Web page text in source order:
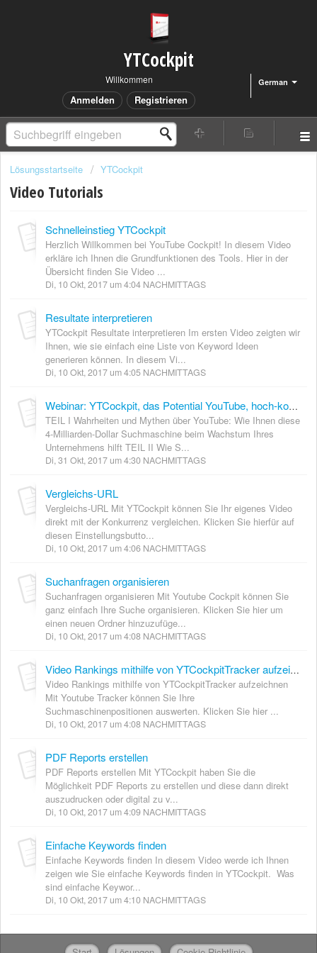
YTCockpit
German
Willkommen
Anmelden Registrieren
Lösungsstartseite YTCockpit
Video Tutorials
Schnelleinstieg YTCockpit
Herzlich Willkommen bei YouTube Cockpit! In diesem Video
erkläre ich Ihnen die Grundfunktionen des Tools. Hier in der
Übersicht finden Sie Video ...
Di, 10 Okt, 2017 um 4:04 NACHMITTAGS
Resultate interpretieren
YTCockpit Resultate interpretieren Im ersten Video zeigten wir
Ihnen, wie sie einfach eine Liste von Keyword Ideen
generieren können. In diesem Vi...
Di, 10 Okt, 2017 um 4:05 NACHMITTAGS
Webinar: YTCockpit, das Potential YouTube, hoch-konvertierende Keywords finden, Videos ranken, Youtube monetarisieren
TEIL I Wahrheiten und Mythen über YouTube: Wie Ihnen diese
4-Milliarden-Dollar Suchmaschine beim Wachstum Ihres
Unternehmens hilft TEIL II Wie S...
Di, 31 Okt, 2017 um 4:30 NACHMITTAGS
Vergleichs-URL
Vergleichs-URL Mit YTCockpit können Sie Ihr eigenes Video
direkt mit der Konkurrenz vergleichen. Klicken Sie hierfür auf
diesen Einstellungsbutto...
Di, 10 Okt, 2017 um 4:06 NACHMITTAGS
Suchanfragen organisieren
Suchanfragen organisieren Mit Youtube Cockpit können Sie
ganz einfach Ihre Suche organisieren. Klicken Sie hier um
einen neuen Ordner hinzuzufüge...
Di, 10 Okt, 2017 um 4:08 NACHMITTAGS
Video Rankings mithilfe von YTCockpitTracker aufzeichnen
Video Rankings mithilfe von YTCockpitTracker aufzeichnen
Mit Youtube Tracker können Sie Ihre
Suchmaschinenpositionen auswerten. Klicken Sie hier ...
Di, 10 Okt, 2017 um 4:08 NACHMITTAGS
PDF Reports erstellen
PDF Reports erstellen Mit YTCockpit haben Sie die
Möglichkeit PDF Reports zu erstellen und diese dann direkt
auszudrucken oder digital zu v...
Di, 10 Okt, 2017 um 4:09 NACHMITTAGS
Einfache Keywords finden
Einfache Keywords finden In diesem Video werde ich Ihnen
zeigen wie Sie einfache Keywords finden in YTCockpit. Was
sind einfache Keywor...
Di, 10 Okt, 2017 um 4:10 NACHMITTAGS